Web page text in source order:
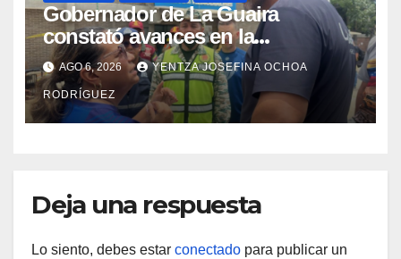
Gobernador de La Guaira
constató avances en la
rehabilitación del Hospitalito de
Catia la Mar
AGO 6, 2026 YENTZA JOSEFINA OCHOA
RODRÍGUEZ
Deja una respuesta
Lo siento, debes estar conectado para publicar un